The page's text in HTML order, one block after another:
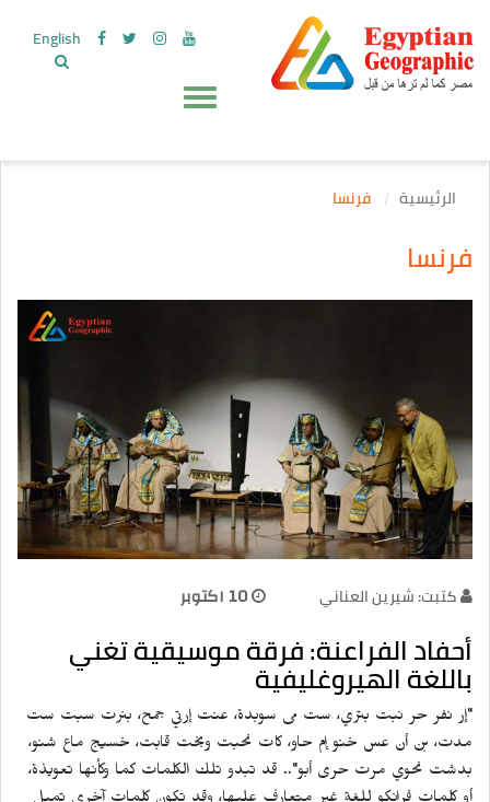
English
الرئيسية فرنسا
فرنسا
كتبت: شيرين العناني 10 اكتوبر
أحفاد الفراعنة: فرقة موسيقية تغني
باللغة الهيروغليفية
"إر نفر حر نبت بتري، ست مى سوبدة، عنت إرتي جمح، بنرت سبت ست
مدت، بن أن عس خنو إم حاو، كات نحبت وبخت قابت، خسيج ماع شنو،
بدشت نحوي مرت حرى أبو".. قد تبدو تلك الكلمات كما وكأنها تعويذة،